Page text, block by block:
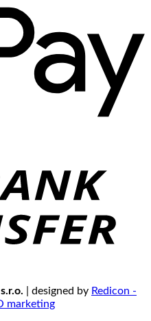
| designed by Redicon -
marketing